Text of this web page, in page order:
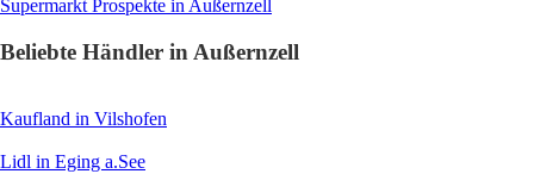
Supermarkt Prospekte in Außernzell
Beliebte Händler in Außernzell
Kaufland in Vilshofen
Lidl in Eging a.See